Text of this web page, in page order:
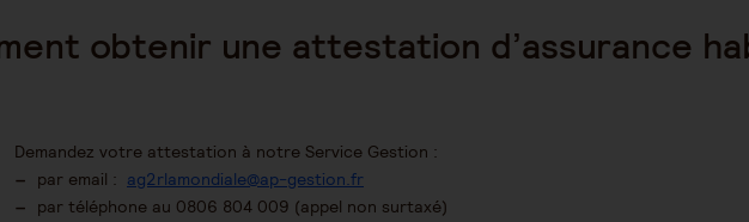
obtenir une attestation d’assurance
Demandez votre attestation à notre Service Gestion :
par email : ag2rlamondiale@ap-gestion.fr
par téléphone au 0806 804 009 (appel non surtaxé)